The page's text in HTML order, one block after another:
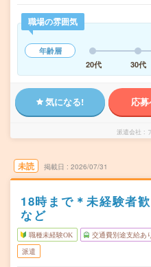
職場の雰囲気
年齢層
20代
30代
気になる! 応
派遣会社
未読 掲載日 2026/07/31
18時まで＊未経験者
など
職種未経験OK 交通費別途支給あ
派遣